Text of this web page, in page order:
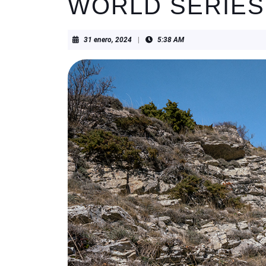
WORLD
31 enero, 202431
2024
5:38 AM